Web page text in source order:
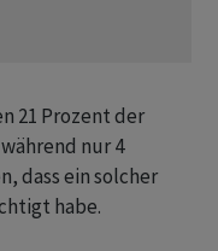
21 Prozent der
nur 4
dass ein solcher
habe.